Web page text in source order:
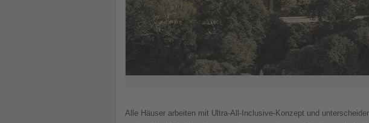
Alle Häuser arbeiten mit Ultra-All-Inclusive-Konzept und